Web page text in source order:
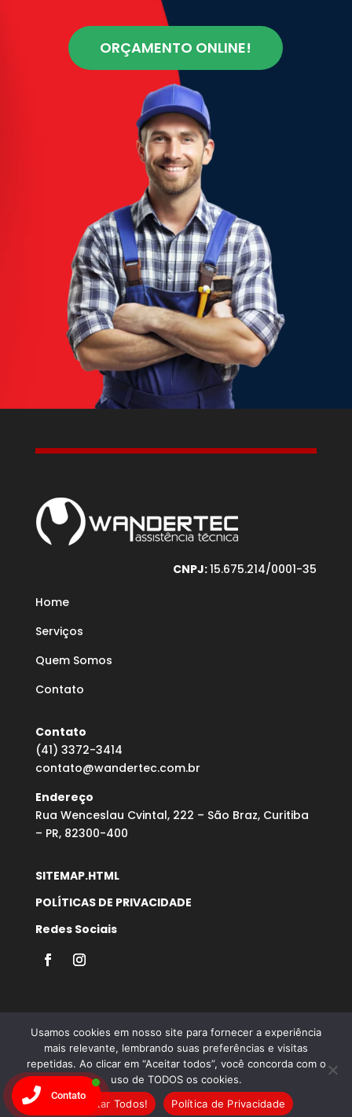
ORÇAMENTO ONLINE!
CNPJ:15.675.214/0001-35
Home
Serviços
Quem Somos
Contato
Contato
(41) 3372-3414
contato@wandertec.com.br
Endereço
Rua Wenceslau Cvintal, 222 – São Braz, Curitiba
– PR, 82300-400
SITEMAP.HTML
POLÍTICAS DE PRIVACIDADE
Redes Sociais
Desenvolvido por Agência Microsenior | Websites e
Posicionamento Google
Usamos cookies em nosso site para fornecer a experiência
mais relevante, lembrando suas preferências e visitas
repetidas. Ao clicar em “Aceitar todos”, você concorda com o
uso de TODOS os cookies.
Aceitar Todos!
Política de Privacidade
Contato